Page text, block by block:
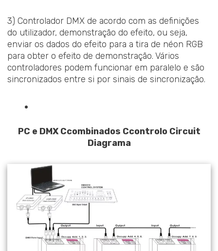
3) Controlador DMX de acordo com as definições
do utilizador, demonstração do efeito, ou seja,
enviar os dados do efeito para a tira de néon RGB
para obter o efeito de demonstração. Vários
controladores podem funcionar em paralelo e são
sincronizados entre si por sinais de sincronização.
PC e DMX Ccombinados Ccontrolo Circuit
Diagrama